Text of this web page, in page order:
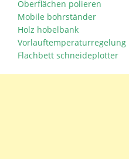
Oberflächen polieren
Mobile bohrständer
Holz hobelbank
Vorlauftemperaturregelung
Flachbett schneideplotter